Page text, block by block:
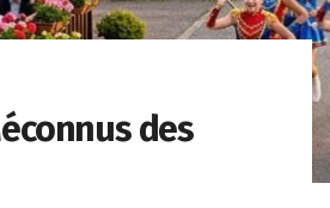
des